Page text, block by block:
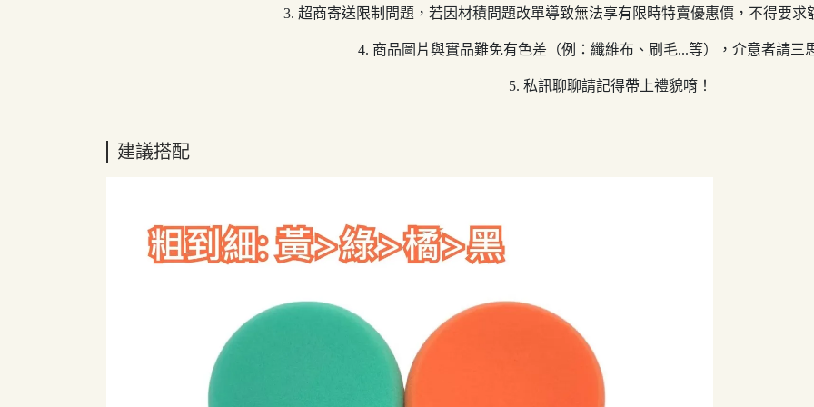
3. 超商寄送限制問題，若因材積問題改單導致無法享有限時特賣優惠價，不得要求
4. 商品圖片與實品難免有色差（例：纖維布、刷毛...等），介意者請三
5. 私訊聊聊請記得帶上禮貌唷！
建議搭配